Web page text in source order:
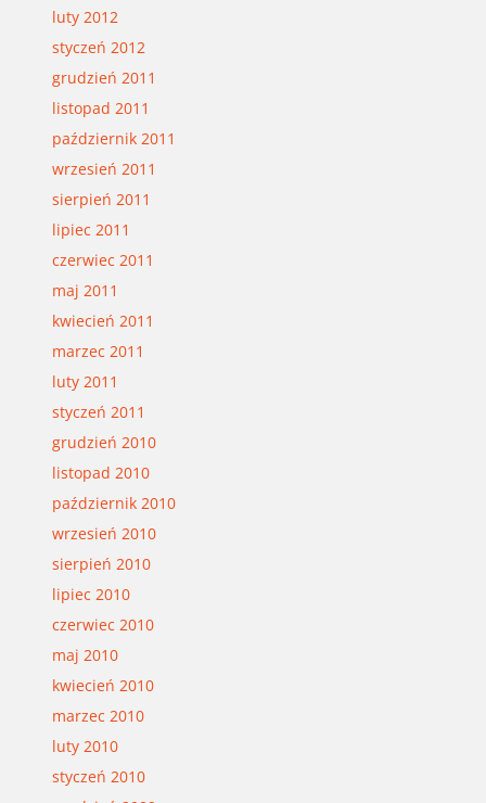
luty 2012
styczeń 2012
grudzień 2011
listopad 2011
październik 2011
wrzesień 2011
sierpień 2011
lipiec 2011
czerwiec 2011
maj 2011
kwiecień 2011
marzec 2011
luty 2011
styczeń 2011
grudzień 2010
listopad 2010
październik 2010
wrzesień 2010
sierpień 2010
lipiec 2010
czerwiec 2010
maj 2010
kwiecień 2010
marzec 2010
luty 2010
styczeń 2010